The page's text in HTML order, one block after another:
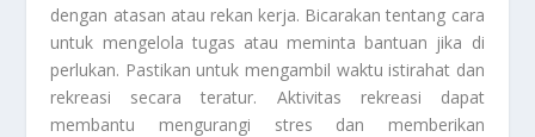
dengan atasan atau rekan kerja. Bicarakan tentang cara
untuk mengelola tugas atau meminta bantuan jika di
perlukan. Pastikan untuk mengambil waktu istirahat dan
rekreasi secara teratur. Aktivitas rekreasi dapat
membantu mengurangi stres dan memberikan